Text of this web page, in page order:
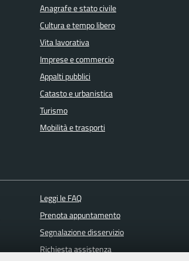
Anagrafe e stato civile
Cultura e tempo libero
Vita lavorativa
Imprese e commercio
Appalti pubblici
Catasto e urbanistica
Turismo
Mobilità e trasporti
Leggi le FAQ
Prenota appuntamento
Segnalazione disservizio
Richiesta assistenza